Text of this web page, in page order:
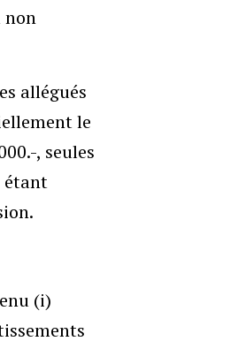
non
allégués
le
, seules
étant
(i)